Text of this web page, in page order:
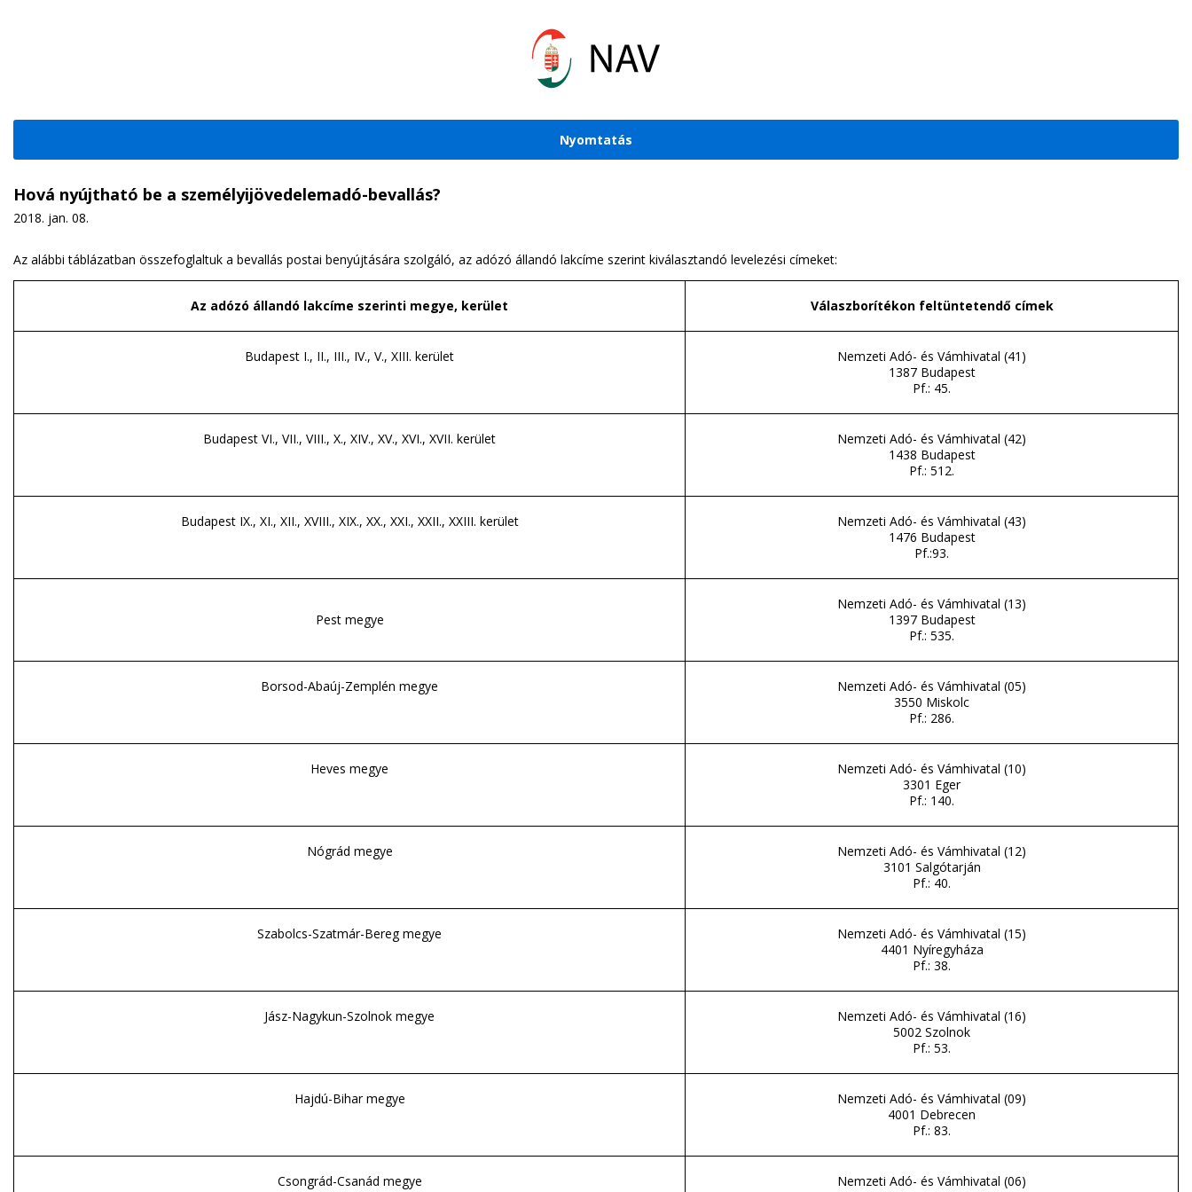
Nyomtatás
Hová nyújtható be a személyijövedelemadó-bevallás?
2018. jan. 08.
Az alábbi táblázatban összefoglaltuk a bevallás postai benyújtására szolgáló, az adózó állandó lakcíme szerint kiválasztandó levelezési címeket:
Az adózó állandó lakcíme szerinti megye, kerület Válaszborítékon feltüntetendő címek
Budapest I., II., III., IV., V., XIII. kerület
Nemzeti Adó- és Vámhivatal (41)
1387 Budapest
Pf.: 45.
Budapest VI., VII., VIII., X., XIV., XV., XVI., XVII. kerület
Nemzeti Adó- és Vámhivatal (42)
1438 Budapest
Pf.: 512.
Budapest IX., XI., XII., XVIII., XIX., XX., XXI., XXII., XXIII. kerület
Nemzeti Adó- és Vámhivatal (43)
1476 Budapest
Pf.:93.
Pest megye
Nemzeti Adó- és Vámhivatal (13)
1397 Budapest
Pf.: 535.
Borsod-Abaúj-Zemplén megye
Nemzeti Adó- és Vámhivatal (05)
3550 Miskolc
Pf.: 286.
Heves megye
Nemzeti Adó- és Vámhivatal (10)
3301 Eger
Pf.: 140.
Nógrád megye
Nemzeti Adó- és Vámhivatal (12)
3101 Salgótarján
Pf.: 40.
Szabolcs-Szatmár-Bereg megye
Nemzeti Adó- és Vámhivatal (15)
4401 Nyíregyháza
Pf.: 38.
Jász-Nagykun-Szolnok megye
Nemzeti Adó- és Vámhivatal (16)
5002 Szolnok
Pf.: 53.
Hajdú-Bihar megye
Nemzeti Adó- és Vámhivatal (09)
4001 Debrecen
Pf.: 83.
Csongrád-Csanád megye
Nemzeti Adó- és Vámhivatal (06)